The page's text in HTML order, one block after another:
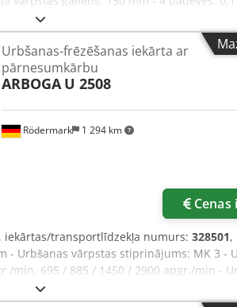
- Urbšanas agregāts un galds augstumā
mm - Piedziņa: 400 V / 0,8 / 1,1 kW -
kg Dsdpfjfmh R Usx Aqvsck
Rödermark 1 294 km
Urbšanas-frēzēšanas iekārta ar
pārnesumkārbu
ARBOGA U 2508
, iekārtas/transportlīdzekļa numurs: 328501,
- Urbšanas vārpstas stiprinājums: MK 3 -
min, 695 / 885 / 1450 / 2900 apgr./min -
260 mm - Koordinātu galds ar 3
X ass 415 mm, Y ass 155 mm -